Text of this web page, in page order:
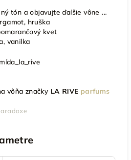
tón a objavujte ďalšie vône ...
hruška
kvet
vanilka
vôňa značky LA RIVE parfums